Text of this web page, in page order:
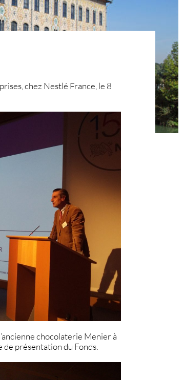
chez Nestlé France, le 8
chocolaterie Menier à
de présentation du Fonds.